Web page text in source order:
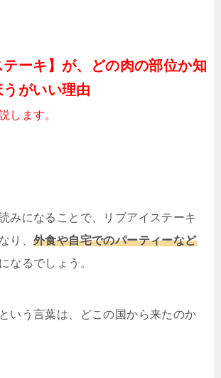
テーキ】が、どの肉の部位か知
がいい理由
します。
みになることで、リブアイステーキ
り、 外食や自宅でのパーティーなど
なるでしょう。
いう言葉は、どこの国から来たのか